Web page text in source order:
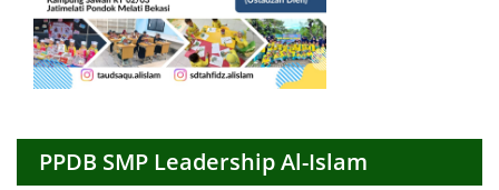
PPDB SMP Leadership Al-Islam